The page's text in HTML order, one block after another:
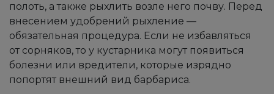
полоть, а также рыхлить возле него почву. Перед
внесением удобрений рыхление —
обязательная процедура. Если не избавляться
от сорняков, то у кустарника могут появиться
болезни или вредители, которые изрядно
попортят внешний вид барбариса.